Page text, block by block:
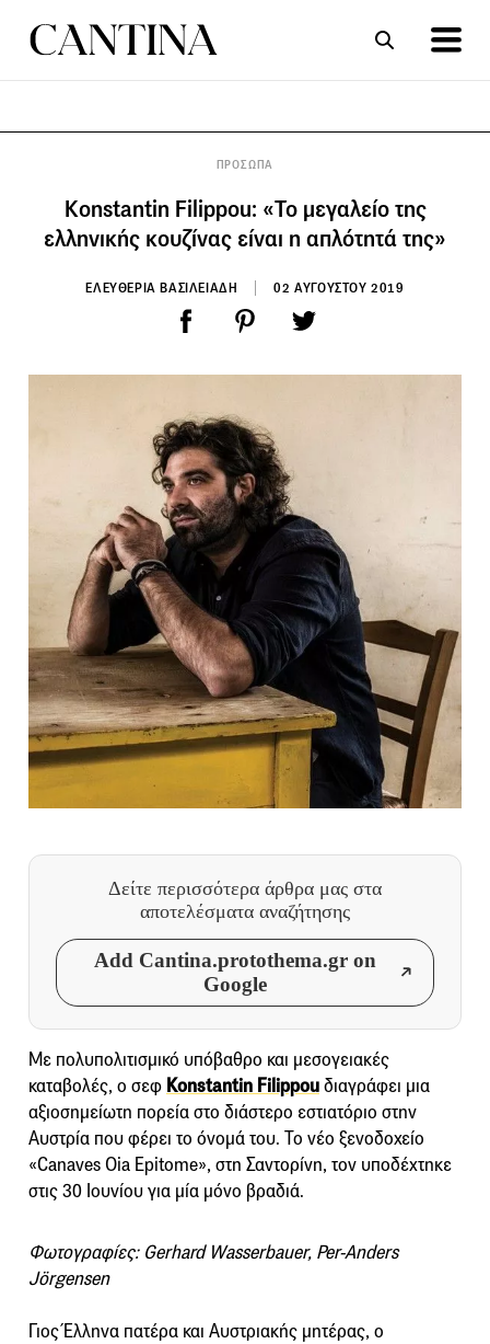
ΠΡΟΣΩΠΑ
Konstantin Filippou: «Το μεγαλείο της
ελληνικής κουζίνας είναι η απλότητά της»
ΕΛΕΥΘΕΡΙΑ ΒΑΣΙΛΕΙΑΔΗ 02 ΑΥΓΟΥΣΤΟΥ 2019
Δείτε περισσότερα άρθρα μας στα
αποτελέσματα αναζήτησης
Add Cantina.protothema.gr on
Google
Με πολυπολιτισμικό υπόβαθρο και μεσογειακές
καταβολές, ο σεφ Konstantin Filippouδιαγράφει μια
αξιοσημείωτη πορεία στο διάστερο εστιατόριο στην
Αυστρία που φέρει το όνομά του. Το νέο ξενοδοχείο
«Canaves Oia Epitome», στη Σαντορίνη, τον υποδέχτηκε
στις 30 Ιουνίου για μία μόνο βραδιά.
Φωτογραφίες: Gerhard Wasserbauer, Per-Anders
Jörgensen
Γιος Έλληνα πατέρα και Αυστριακής μητέρας, ο